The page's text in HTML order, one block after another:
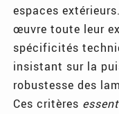
espaces
œuvre toute leur
spécificités
insistant sur la
robustesse des
Ces critères